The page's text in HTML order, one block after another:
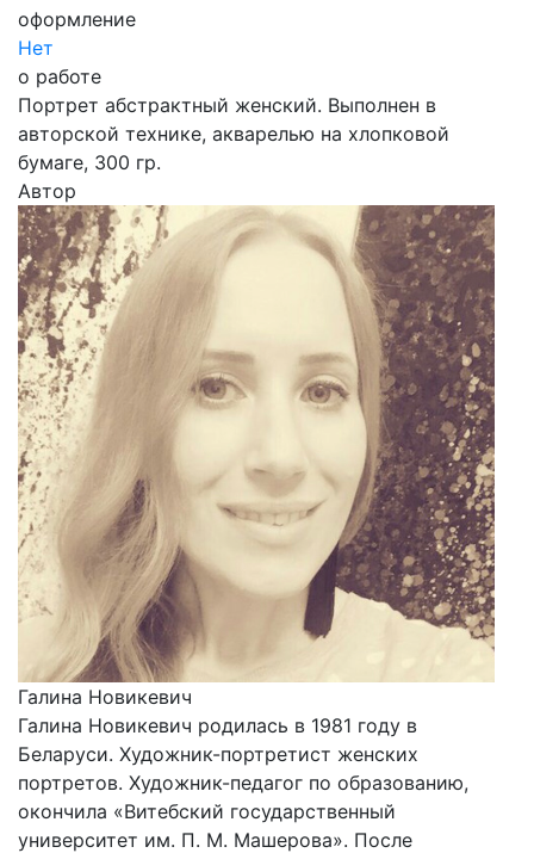
оформление
Нет
о работе
Портрет абстрактный женский. Выполнен в
авторской технике, акварелью на хлопковой
бумаге, 300 гр.
Автор
Галина Новикевич
Галина Новикевич родилась в 1981 году в
Беларуси. Художник-портретист женских
портретов. Художник-педагог по образованию,
окончила «Витебский государственный
университет им. П. М. Машерова». После